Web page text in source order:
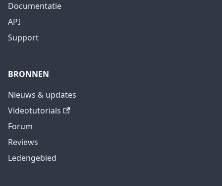
Documentatie
API
Support
BRONNEN
Nieuws & updates
Videotutorials
Forum
Reviews
Ledengebied